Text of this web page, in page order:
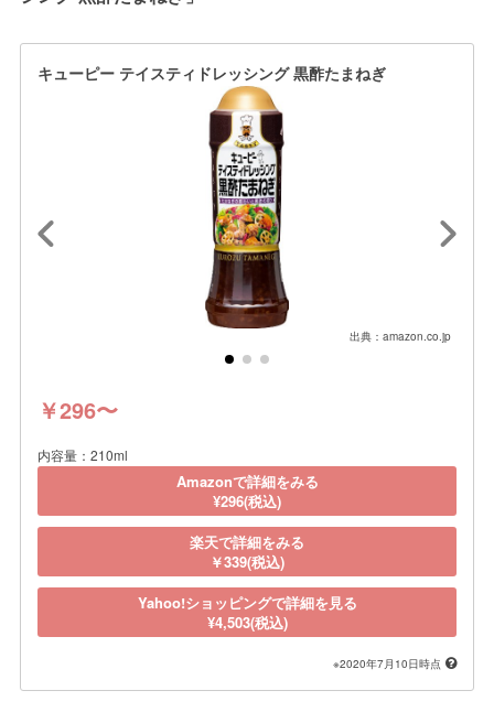
キューピー テイスティドレッシング 黒酢たまねぎ
出典：amazon.co.jp
￥296〜
内容量：210ml
Amazonで詳細をみる
¥296(税込)
楽天で詳細をみる
￥339(税込)
Yahoo!ショッピングで詳細を見る
¥4,503(税込)
※2020年7月10日時点